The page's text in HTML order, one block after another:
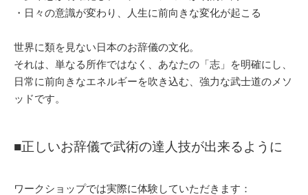
・日々の意識が変わり、人生に前向きな変化が起こる
世界に類を見ない日本のお辞儀の文化。
それは、単なる所作ではなく、あなたの「志」を明確にし、
日常に前向きなエネルギーを吹き込む、強力な武士道のメソ
ッドです。
■正しいお辞儀で武術の達人技が出来るように
ワークショップでは実際に体験していただきます：